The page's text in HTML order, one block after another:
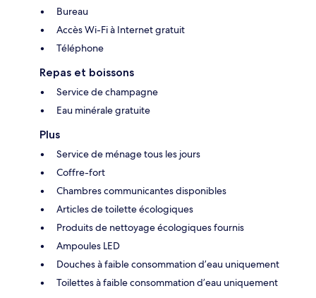
Bureau
Accès Wi-Fi à Internet gratuit
Téléphone
Repas et boissons
Service de champagne
Eau minérale gratuite
Plus
Service de ménage tous les jours
Coffre-fort
Chambres communicantes disponibles
Articles de toilette écologiques
Produits de nettoyage écologiques fournis
Ampoules LED
Douches à faible consommation d’eau uniquement
Toilettes à faible consommation d’eau uniquement